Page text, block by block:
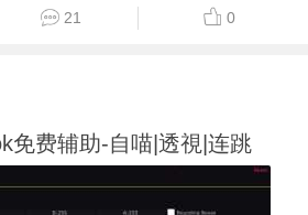
21 0
免费辅助-自喵|透視|连跳